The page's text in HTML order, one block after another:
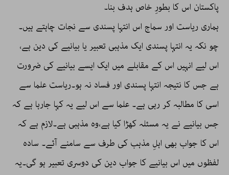
پاکستان اس کا بطورِ خاص ہدف بنا۔
ہماری ریاست اور سماج اس انتہا پسندی سے نجات چاہتے ہیں۔
چو نکہ یہ انتہا پسندی ایک مذہبی تعبیر یا بیانیے کی دین ہے،
اس لیے انہیں اس کے مقابلے میں ایک ایسے بیانیے کی ضرورت
ہے جس کا نتیجہ انتہا پسندی اور فساد نہ ہو۔ریاست علما سے
اسی کا مطالبہ کر رہی ہے۔ علما سے اس لیے یہ کہا جارہا ہے کہ
جس بیانیے نے یہ مسئلہ کھڑا کیا ہے،وہ مذہبی ہے۔لازم ہے کہ
اس کا جواب بھی اہلِ مذہب کی طرف سے سامنے آئے۔ سادہ
لفظوں میں اس بیانیے کا جواب دین کی دوسری تعبیر ہو گی۔یہ